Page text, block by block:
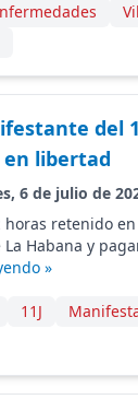
del
en libertad
6 de julio de
retenido
Habana y
»
11J